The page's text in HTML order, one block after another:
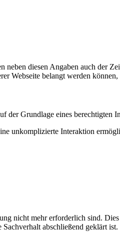
neben diesen Angaben auch der
Webseite belangt werden
der Grundlage eines berechtigten
unkomplizierte Interaktion
nicht mehr erforderlich sind.
abschließend geklärt ist.